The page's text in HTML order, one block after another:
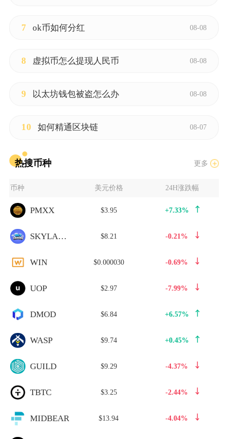
7 ok币如何分红 08-08
8 虚拟币怎么提现人民币 08-08
9 以太坊钱包被盗怎么办 08-08
10 如何精通区块链 08-07
热搜币种 更多
币种 美元价格 24H涨跌幅
PMXX $3.95 +7.33%
SKYLANDS $8.21 -0.21%
WIN $0.000030 -0.69%
UOP $2.97 -7.99%
DMOD $6.84 +6.57%
WASP $9.74 +0.45%
GUILD $9.29 -4.37%
TBTC $3.25 -2.44%
MIDBEAR $13.94 -4.04%